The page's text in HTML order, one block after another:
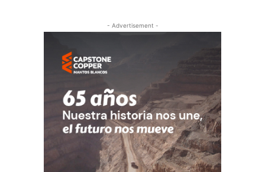
- Advertisement -